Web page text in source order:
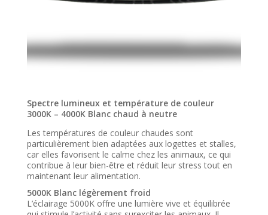
Spectre lumineux et température de couleur
3000K – 4000K Blanc chaud à neutre
Les températures de couleur chaudes sont
particulièrement bien adaptées aux logettes et stalles,
car elles favorisent le calme chez les animaux, ce qui
contribue à leur bien-être et réduit leur stress tout en
maintenant leur alimentation.
5000K Blanc légèrement froid
L’éclairage 5000K offre une lumière vive et équilibrée